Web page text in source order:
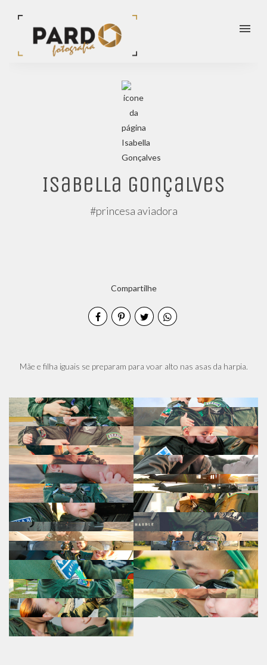
menu
Isabella Gonçalves
#princesa aviadora
Compartilhe
Mãe e filha iguais se preparam para voar alto nas asas da harpia.